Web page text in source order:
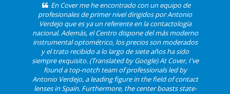
En Cover me he encontrado con un equipo de
profesionales de primer nivel dirigidos por Antonio
Verdejo que es ya un referente en la contactología
nacional. Además, el Centro dispone del más moderno
instrumental optométrico, los precios son moderados
y el trato recibido a lo largo de siete años ha sido
siempre exquisito. (Translated by Google) At Cover, I've
found a top-notch team of professionals led by
Antonio Verdejo, a leading figure in the field of contact
lenses in Spain. Furthermore, the center boasts state-